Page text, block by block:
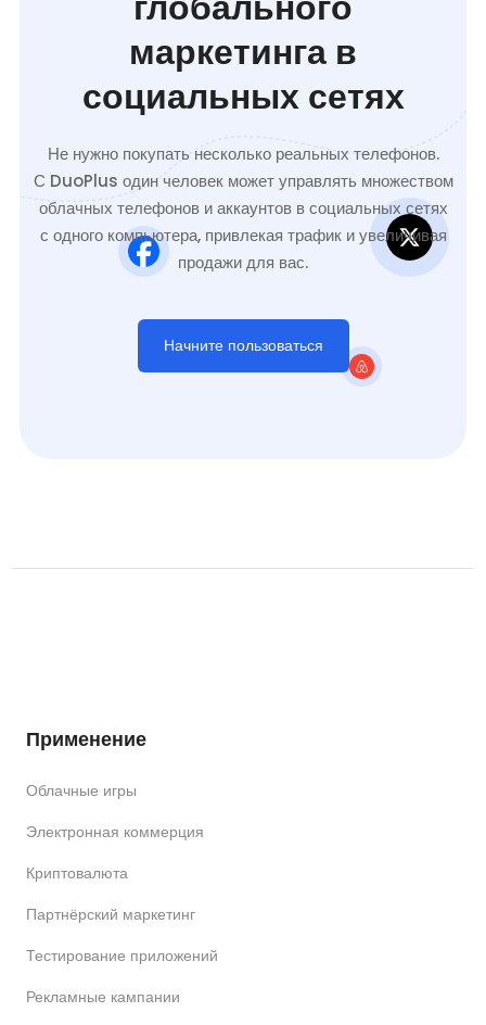
маркетинга в
социальных сетях
Не нужно покупать несколько реальных телефонов.
С DuoPlus один человек может управлять множеством
облачных телефонов и аккаунтов в социальных сетях
с одного компьютера, привлекая трафик и увеличивая
продажи для вас.
Начните пользоваться
Применение
Облачные игры
Электронная коммерция
Криптовалюта
Партнёрский маркетинг
Тестирование приложений
Рекламные кампании